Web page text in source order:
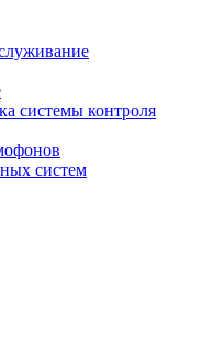
системы контроля
систем